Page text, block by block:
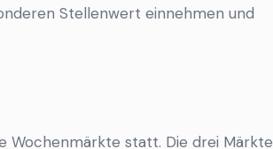
Stellenwert einnehmen und
Wochenmärkte statt. Die drei Märkte